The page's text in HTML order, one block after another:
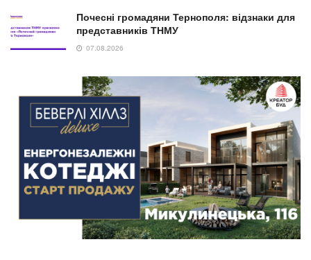
Почесні громадяни Тернополя: відзнаки для
представників ТНМУ
07.08.2026